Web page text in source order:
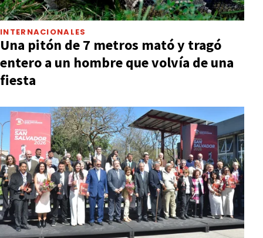
INTERNACIONALES
Una pitón de 7 metros mató y tragó
entero a un hombre que volvía de una
fiesta